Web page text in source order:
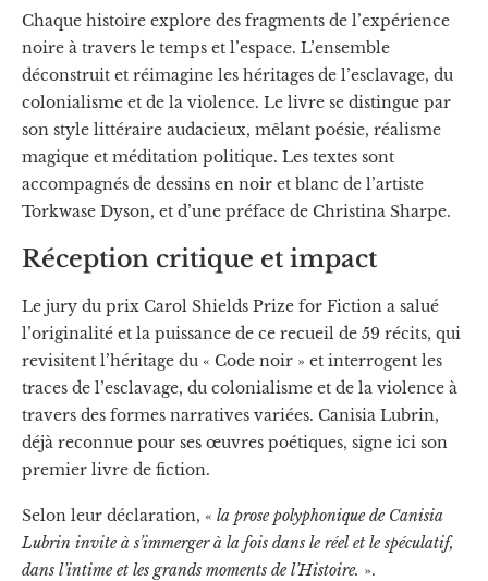
Chaque histoire explore des fragments de l’expérience
noire à travers le temps et l’espace. L’ensemble
déconstruit et réimagine les héritages de l’esclavage, du
colonialisme et de la violence. Le livre se distingue par
son style littéraire audacieux, mêlant poésie, réalisme
magique et méditation politique. Les textes sont
accompagnés de dessins en noir et blanc de l’artiste
Torkwase Dyson, et d’une préface de Christina Sharpe.
Réception critique et impact
Le jury du prix Carol Shields Prize for Fiction a salué
l’originalité et la puissance de ce recueil de 59 récits, qui
revisitent l’héritage du « Code noir » et interrogent les
traces de l’esclavage, du colonialisme et de la violence à
travers des formes narratives variées. Canisia Lubrin,
déjà reconnue pour ses œuvres poétiques, signe ici son
premier livre de fiction.
Selon leur déclaration, « la prose polyphonique de Canisia
Lubrin invite à s’immerger à la fois dans le réel et le spéculatif,
dans l’intime et les grands moments de l’Histoire. ».